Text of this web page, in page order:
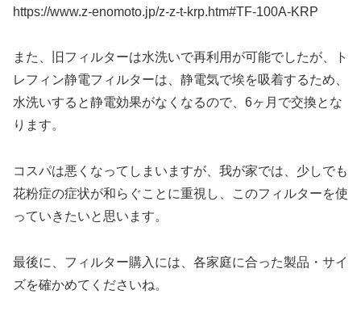
https://www.z-enomoto.jp/z-z-t-krp.htm#TF-100A-KRP
また、旧フィルターは水洗いで再利用が可能でしたが、ト
レフィン静電フィルターは、静電気で埃を吸着するため、
水洗いすると静電効果がなくなるので、6ヶ月で交換とな
ります。
コスパは悪くなってしまいますが、我が家では、少しでも
花粉症の症状が和らぐことに重視し、このフィルターを使
っていきたいと思います。
最後に、フィルター購入には、各家庭に合った製品・サイ
ズを確かめてくださいね。